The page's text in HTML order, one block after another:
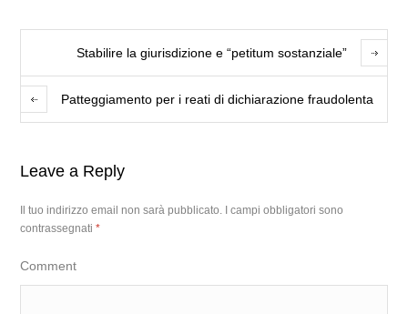
Stabilire la giurisdizione e “petitum sostanziale”
Patteggiamento per i reati di dichiarazione fraudolenta
Leave a Reply
Il tuo indirizzo email non sarà pubblicato.
I campi obbligatori sono
contrassegnati*
Comment